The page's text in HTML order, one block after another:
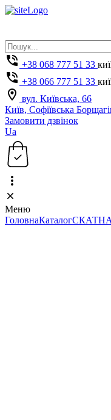
+38 068 777 51 33
+38 066 777 51 33
вул. Київська, 66
Київ, Софіївська
Замовити дзвінок
Ua
Меню
ГоловнаКаталог